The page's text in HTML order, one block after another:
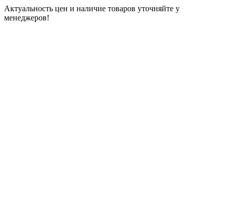
Актуальность цен и наличие товаров уточняйте у
менеджеров!